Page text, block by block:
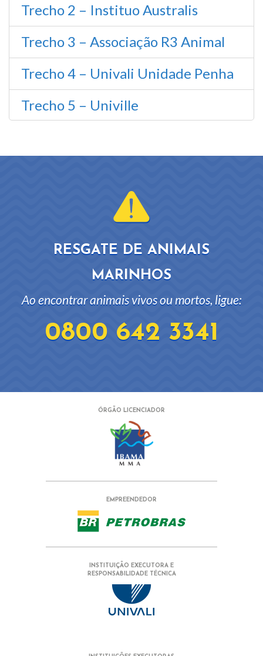
Trecho 2 – Instituo Australis
Trecho 3 – Associação R3 Animal
Trecho 4 – Univali Unidade Penha
Trecho 5 – Univille
RESGATE DE ANIMAIS
MARINHOS
Ao encontrar animais vivos ou mortos, ligue:
0800 642 3341
ÓRGÃO LICENCIADOR
EMPREENDEDOR
INSTITUIÇÃO EXECUTORA E
RESPONSABILIDADE TÉCNICA